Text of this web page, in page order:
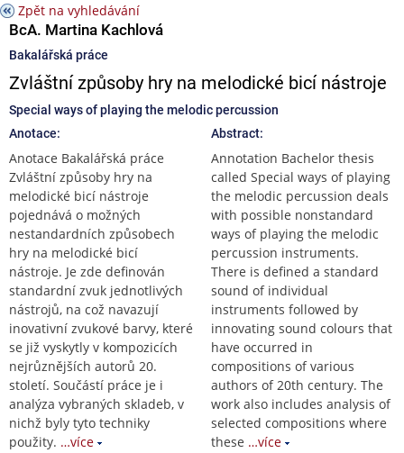
Zpět na vyhledávání
BcA. Martina Kachlová
Bakalářská práce
Zvláštní způsoby hry na melodické bicí nástroje
Special ways of playing the melodic percussion
Anotace:
Anotace Bakalářská práce
Zvláštní způsoby hry na
melodické bicí nástroje
pojednává o možných
nestandardních způsobech
hry na melodické bicí
nástroje. Je zde definován
standardní zvuk jednotlivých
nástrojů, na což navazují
inovativní zvukové barvy, které
se již vyskytly v kompozicích
nejrůznějších autorů 20.
století. Součástí práce je i
analýza vybraných skladeb, v
nichž byly tyto techniky
použity. …více
Abstract:
Annotation Bachelor thesis
called Special ways of playing
the melodic percussion deals
with possible nonstandard
ways of playing the melodic
percussion instruments.
There is defined a standard
sound of individual
instruments followed by
innovating sound colours that
have occurred in
compositions of various
authors of 20th century. The
work also includes analysis of
selected compositions where
these …více